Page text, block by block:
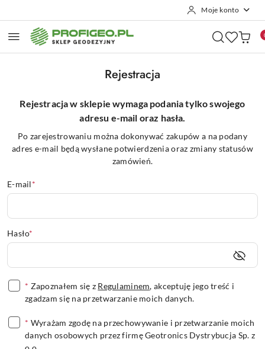
Moje konto
Rejestracja
Rejestracja w sklepie wymaga podania tylko swojego
adresu e-mail oraz hasła.
Po zarejestrowaniu można dokonywać zakupów a na podany
adres e-mail będą wysłane potwierdzenia oraz zmiany statusów
zamówień.
E-mail*
Hasło*
* Zapoznałem się z Regulaminem, akceptuję jego treść i
zgadzam się na przetwarzanie moich danych.
* Wyrażam zgodę na przechowywanie i przetwarzanie moich
danych osobowych przez firmę Geotronics Dystrybucja Sp. z